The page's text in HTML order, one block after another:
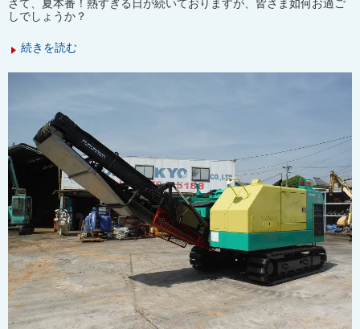
さて、夏本番！熱すぎる日が続いておりますが、 皆さま如何お過ご
しでしょうか？
続きを読む